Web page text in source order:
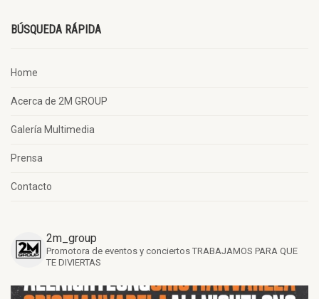
BÚSQUEDA RÁPIDA
Home
Acerca de 2M GROUP
Galería Multimedia
Prensa
Contacto
2m_group
Promotora de eventos y conciertos TRABAJAMOS PARA QUE
TE DIVIERTAS